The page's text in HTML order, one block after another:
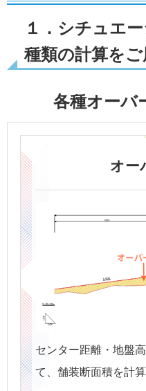
１．シチュエ
種類の計算をご
各種オーバ
オー
センター距離・地盤
て、舗装断面積を計算